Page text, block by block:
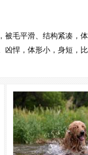
毛平滑、结构紧凑，
悍，体形小，身短，